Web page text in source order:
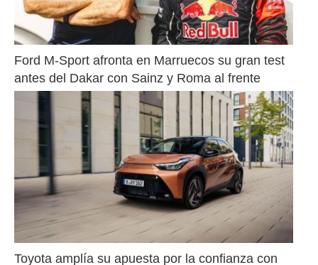
Ford M-Sport afronta en Marruecos su gran test
antes del Dakar con Sainz y Roma al frente
Toyota amplía su apuesta por la confianza con